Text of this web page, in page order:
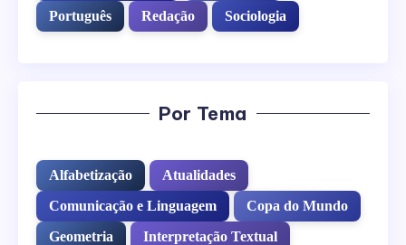
Português
Redação Sociologia
Por Tema
Alfabetização
Atualidades
Comunicação e Linguagem
Copa do Mundo
Geometria
Interpretação Textual